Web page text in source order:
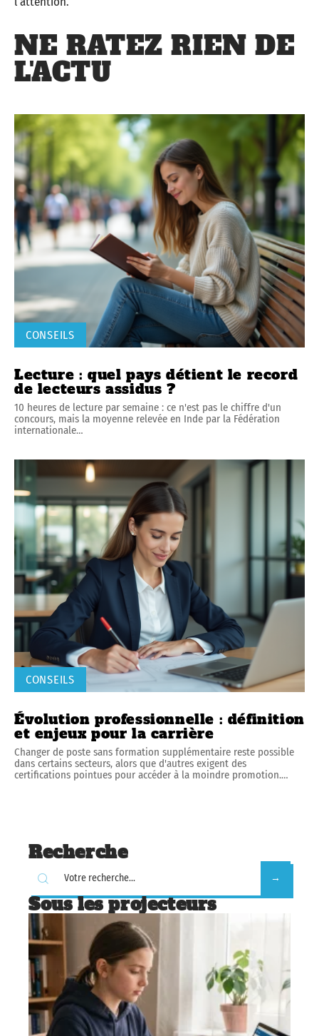
NE RATEZ RIEN DE
L'ACTU
CONSEILS
Lecture : quel pays détient le record
de lecteurs assidus ?
10 heures de lecture par semaine : ce n'est pas le chiffre d'un
concours, mais la moyenne relevée en Inde par la Fédération
internationale…
CONSEILS
Évolution professionnelle : définition
et enjeux pour la carrière
Changer de poste sans formation supplémentaire reste possible
dans certains secteurs, alors que d'autres exigent des
certifications pointues pour accéder à la moindre promotion.…
Recherche
Sous les projecteurs